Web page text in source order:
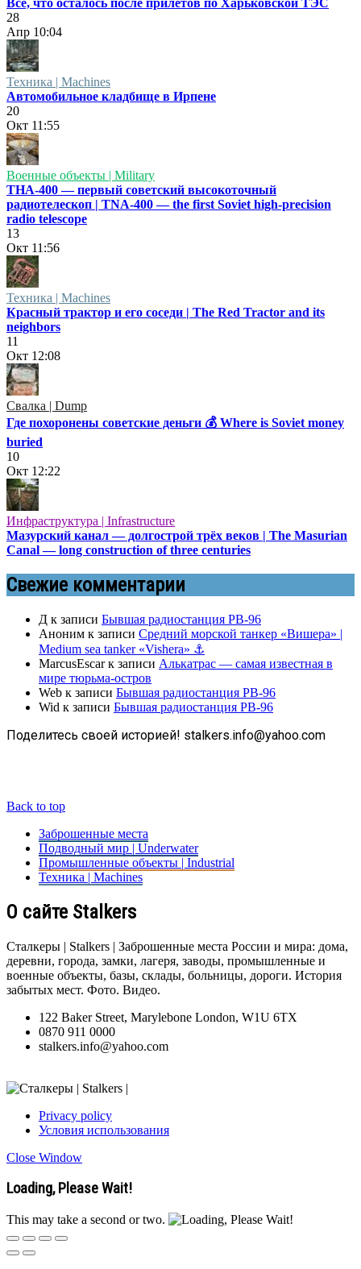
Всё, что осталось после прилётов по Харьковской ТЭС
28
Апр 10:04
Техника | Machines
Автомобильное кладбище в Ирпене
20
Окт 11:55
Военные объекты | Military
ТНА-400 — первый советский высокоточный
радиотелескоп | TNA-400 — the first Soviet high-precision
radio telescope
13
Окт 11:56
Техника | Machines
Красный трактор и его соседи | The Red Tractor and its
neighbors
11
Окт 12:08
Свалка | Dump
Где похоронены советские деньги 💰 Where is Soviet money
buried
10
Окт 12:22
Инфраструктура | Infrastructure
Мазурский канал — долгострой трёх веков | The Masurian
Canal — long construction of three centuries
Свежие комментарии
Д к записи Бывшая радиостанция РВ-96
Аноним к записи Средний морской танкер «Вишера» |
Medium sea tanker «Vishera» ⚓
MarcusEscarк записи Алькатрас — самая известная в
мире тюрьма-остров
Web к записи Бывшая радиостанция РВ-96
Wid к записи Бывшая радиостанция РВ-96
Поделитесь своей историей! stalkers.info@yahoo.com
Back to top
Заброшенные места
Подводный мир | Underwater
Промышленные объекты | Industrial
Техника | Machines
О сайте Stalkers
Сталкеры | Stalkers | Заброшенные места России и мира: дома,
деревни, города, замки, лагеря, заводы, промышленные и
военные объекты, базы, склады, больницы, дороги. История
забытых мест. Фото. Видео.
122 Baker Street, Marylebone London, W1U 6TX
0870 911 0000
stalkers.info@yahoo.com
Privacy policy
Условия использования
Close Window
Loading, Please Wait!
This may take a second or two.